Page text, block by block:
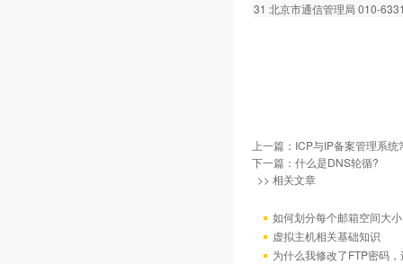
31 北京市通信管理局 010-
上一篇： ICP与IP备案管理系统
下一篇： 什么是DNS轮循?
>> 相关文章
如何划分每个邮箱空间大
虚拟主机相关基础知识
为什么我修改了FTP密码